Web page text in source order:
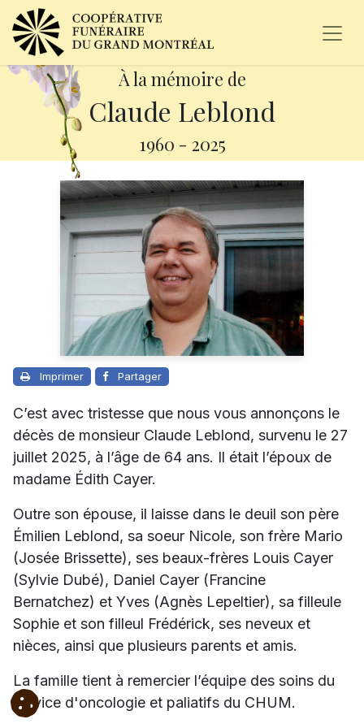
À la mémoire de
Claude Leblond
1960 - 2025
Imprimer Partager
C’est avec tristesse que nous vous annonçons le
décès de monsieur Claude Leblond, survenu le 27
juillet 2025, à l’âge de 64 ans. Il était l’époux de
madame Édith Cayer.
Outre son épouse, il laisse dans le deuil son père
Émilien Leblond, sa soeur Nicole, son frère Mario
(Josée Brissette), ses beaux-frères Louis Cayer
(Sylvie Dubé), Daniel Cayer (Francine
Bernatchez) et Yves (Agnès Lepeltier), sa filleule
Sophie et son filleul Frédérick, ses neveux et
nièces, ainsi que plusieurs parents et amis.
La famille tient à remercier l’équipe des soins du
service d'oncologie et paliatifs du CHUM.